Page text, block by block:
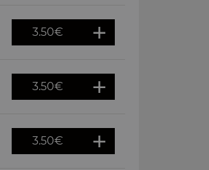
3.50€
3.50€
3.50€